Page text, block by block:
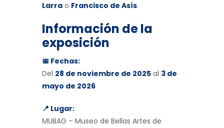
Larra o Francisco de Asís.
Información de la
exposición
📅 Fechas:
Del 28 de noviembre de 2025 al 3 de
mayo de 2026
📍 Lugar:
MUBAG – Museo de Bellas Artes de